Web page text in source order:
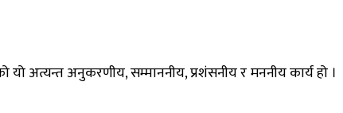
अत्यन्त अनुकरणीय, सम्माननीय, प्रशंसनीय र मननीय कार्य हो ।